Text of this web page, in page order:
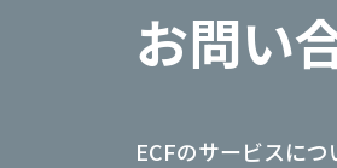
お問い
ECFのサービスに